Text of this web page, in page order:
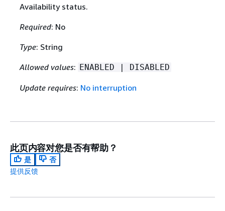
Availability status.
Required: No
Type: String
Allowed values: ENABLED | DISABLED
Update requires: No interruption
此页内容对您是否有帮助？
是
否
提供反馈